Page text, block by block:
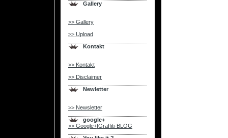
Gallery
>> Gallery
>> Upload
Kontakt
>> Kontakt
>> Disclaimer
Newletter
>> Newsletter
google+
>> Google+|Graffiti-BLOG